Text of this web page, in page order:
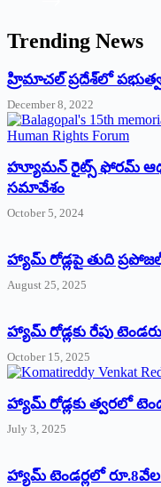
Trending News
‌హ్రిమాచల్‌ ‌ప్రదేశ్‌లో
December 8, 2022
హ్యూమన్‌ రైట్స్‌ ఫోరమ్‌
సమావేశం
October 5, 2024
హ్యామ్‌ రోడ్లపై తుది
August 25, 2025
హ్యామ్‌ రోడ్లకు రేపు
October 15, 2025
హ్యామ్‌ రోడ్లకు త్వరలో
July 3, 2025
హ్యామ్‌ ‌టెండర్లలో రూ.8వేల